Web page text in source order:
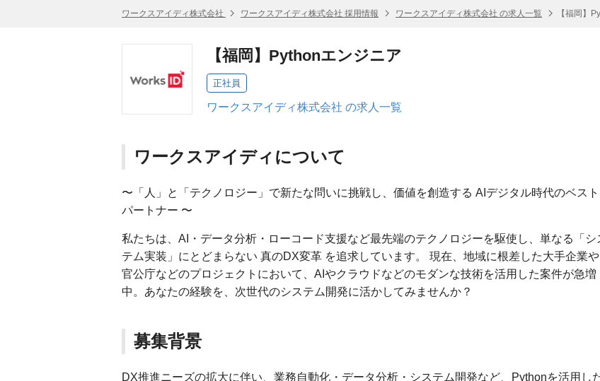
ワークスアイディ株式会社 ワークスアイディ株式会社 採用情報 ワークスアイディ株式会社 の求人一覧 【福岡】
【福岡】Pythonエンジニア
正社員
ワークスアイディ株式会社 の求人一覧
ワークスアイディについて
〜「人」と「テクノロジー」で新たな問いに挑戦し、価値を創造する AIデジタル時代のベスト
パートナー 〜
私たちは、AI・データ分析・ローコード支援など最先端のテクノロジーを駆使し、単なる「シ
テム実装」にとどまらない 真のDX変革 を追求しています。 現在、地域に根差した大手企業や
官公庁などのプロジェクトにおいて、AIやクラウドなどのモダンな技術を活用した案件が急増
中。あなたの経験を、次世代のシステム開発に活かしてみませんか？
募集背景
DX推進ニーズの拡大に伴い、業務自動化・データ分析・システム開発など、Pythonを活用し